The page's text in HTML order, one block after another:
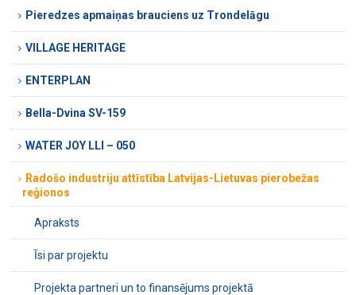
Pieredzes apmaiņas brauciens uz Trondelāgu
VILLAGE HERITAGE
ENTERPLAN
Bella-Dvina SV-159
WATER JOY LLI – 050
Radošo industriju attīstība Latvijas-Lietuvas pierobežas
reģionos
Apraksts
Īsi par projektu
Projekta partneri un to finansējums projektā